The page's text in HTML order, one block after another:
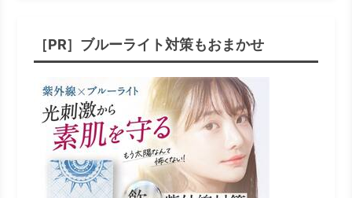
［PR］ブルーライト対策もおまかせ